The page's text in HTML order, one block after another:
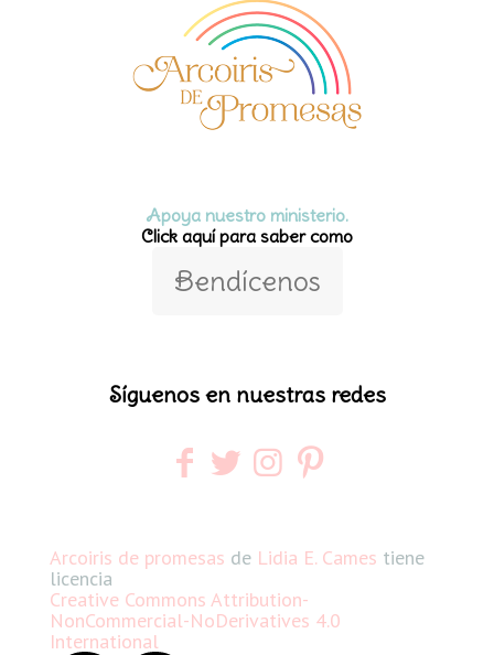
Apoya nuestro ministerio.
Click aquí para saber como
Bendícenos
Síguenos en nuestras redes
Arcoiris de promesas de Lidia E. Cames tiene
licencia
Creative Commons Attribution-
NonCommercial-NoDerivatives 4.0
International